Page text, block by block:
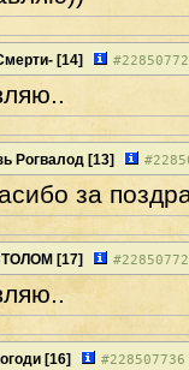
[14] #
Рогвалод [13] #
за
[17] #
[16] #228507736